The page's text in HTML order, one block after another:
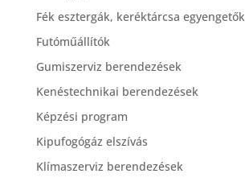
Fék esztergák, keréktárcsa egyengetők
Futóműállítók
Gumiszerviz berendezések
Kenéstechnikai berendezések
Képzési program
Kipufogógáz elszívás
Klímaszerviz berendezések